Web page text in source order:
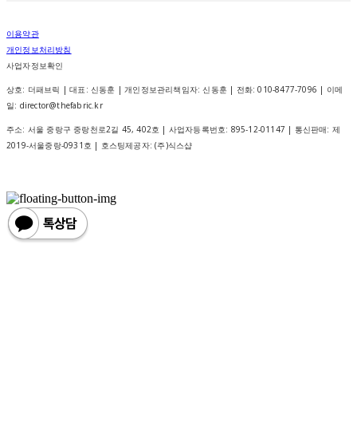
이용약관
개인정보처리방침
사업자정보확인
상호: 더패브릭 | 대표: 신동훈 | 개인정보관리책임자: 신동훈 | 전화: 010-8477-7096 | 이메
일: director@thefabric.kr
주소: 서울 중랑구 중랑천로2길 45, 402호 | 사업자등록번호: 895-12-01147 | 통신판매: 제
2019-서울중랑-0931호 | 호스팅제공자: (주)식스샵